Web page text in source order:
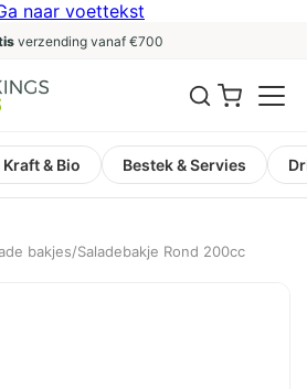
naar voettekst
verzending vanaf €700
Kraft & Bio Bestek & Servies
bakjes/Saladebakje Rond 200cc